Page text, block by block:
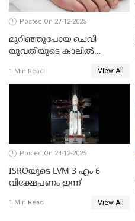
Posted On 27-12-2025
മുറിഞ്ഞുപോയ ചെവി
യുവതിയുടെ കാലിൽ
ശേഷം യഥാസ്ഥാനത്ത്
തുന്നിച്ചേർത്തു ചൈനീസ്
1 Min Read View All
Posted On 24-12-2025
ISROയുടെ LVM 3 എം 6
വിക്ഷേപണം ഇന്ന്
1 Min Read View All